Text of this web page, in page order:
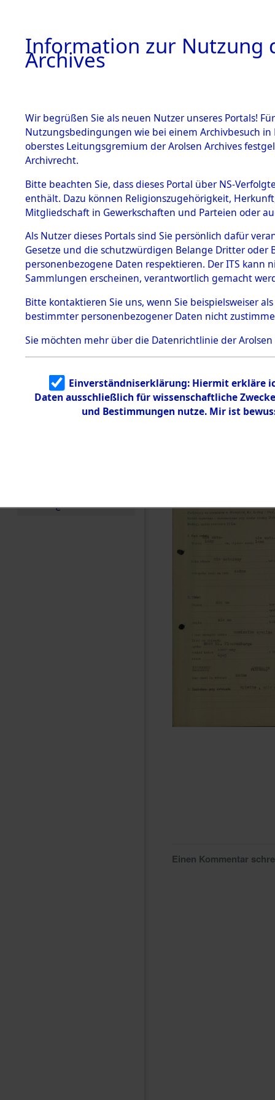
BESTÄNDE
1.
mente
5. Verschiedenes
5.3
Todesmärsche
5.3.1 Alliierte
Erhebungen
zu
Todesmärsch
en
5.3.2
Identifizierun
g
5.3.3
Todesmärsch
e
auf dem
zur
Roding)
Leben
0003
Einen Kommentar
Information zur Nutzung
Archives
Wir begrüßen Sie als neuen Nutzer unseres Portals!
Nutzungsbedingungen wie bei einem Archivbesuch
oberstes Leitungsgremium der Arolsen Archives
Archivrecht.
Bitte beachten Sie, dass dieses Portal über NS-
enthält. Dazu können Religionszugehörigkeit,
Mitgliedschaft in Gewerkschaften und Parteien oder
Als Nutzer dieses Portals sind Sie persönlich dafür
Gesetze und die schutzwürdigen Belange Dritter
personenbezogene Daten respektieren. Der ITS
Sammlungen erscheinen, verantwortlich gemacht
Bitte kontaktieren Sie uns, wenn Sie beispielsweiser
bestimmter personenbezogener Daten nicht
Sie möchten mehr über die Datenrichtlinie der Arolsen
Einverständniserklärung: Hiermit erkläre
Daten ausschließlich für wissenschaftliche
und Bestimmungen nutze. Mir ist